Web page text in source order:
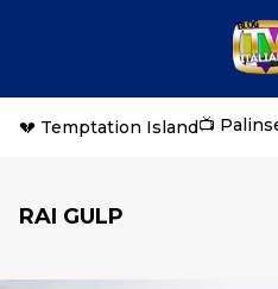
💔 Temptation Island📺
RAI GULP